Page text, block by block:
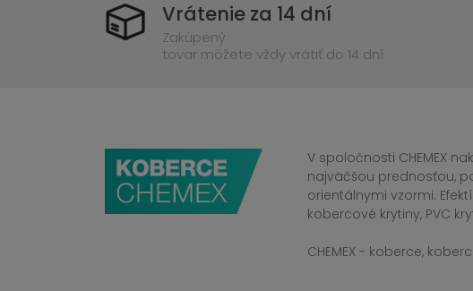
Vrátenie za 14 dní
Zakúpený
tovar môžete vždy vrátiť do 14 dní
V spoločnosti CHEMEX
najväčšou prednosťou,
orientálnymi vzormi.
kobercové krytiny, PVC
CHEMEX - koberce,